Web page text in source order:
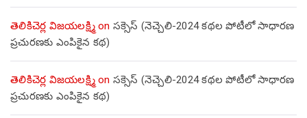
తెలికిచెర్ల విజయలక్ష్మిon సక్సెస్ (నెచ్చెలి-2024 కథల పోటీలో సాధారణ
ప్రచురణకు ఎంపికైన కథ)
తెలికిచెర్ల విజయలక్ష్మిon సక్సెస్ (నెచ్చెలి-2024 కథల పోటీలో సాధారణ
ప్రచురణకు ఎంపికైన కథ)